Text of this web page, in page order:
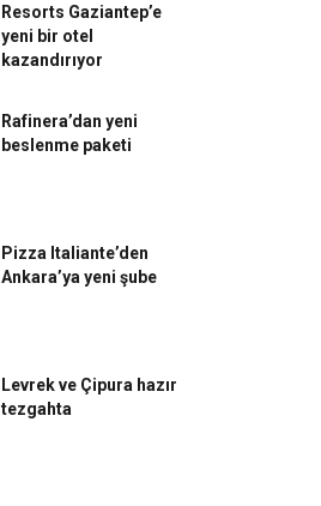
Resorts Gaziantep’e
yeni bir otel
kazandırıyor
Rafinera’dan yeni
beslenme paketi
Pizza Italiante’den
Ankara’ya yeni şube
Levrek ve Çipura hazır
tezgahta